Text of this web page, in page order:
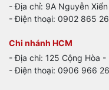
- Địa chỉ: 9A Nguyễn
- Điện thoại: 0902 865
Chi nhánh HCM
- Địa chi: 125 Cộng Hòa -
- Điện thoại: 0906 966